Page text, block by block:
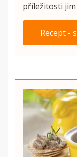
příležitosti jim
Recept -